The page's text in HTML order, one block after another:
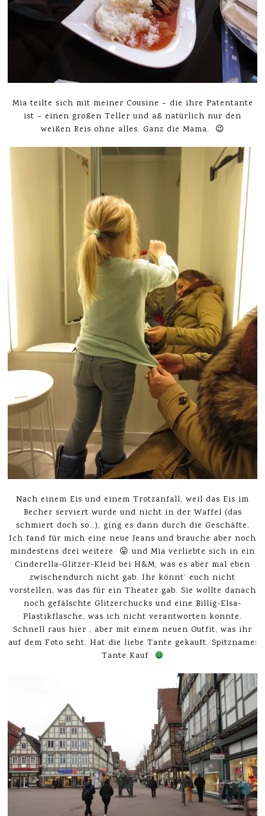
Mia teilte sich mit meiner Cousine – die ihre Patentante
ist – einen großen Teller und aß natürlich nur den
weißen Reis ohne alles. Ganz die Mama. 😉
Nach einem Eis und einem Trotzanfall, weil das Eis im
Becher serviert wurde und nicht in der Waffel (das
schmiert doch so…), ging es dann durch die Geschäfte.
Ich fand für mich eine neue Jeans und brauche aber noch
mindestens drei weitere 😛 und Mia verliebte sich in ein
Cinderella-Glitzer-Kleid bei H&M, was es aber mal eben
zwischendurch nicht gab. Ihr könnt‘ euch nicht
vorstellen, was das für ein Theater gab. Sie wollte danach
noch gefälschte Glitzerchucks und eine Billig-Elsa-
Plastikflasche, was ich nicht verantworten konnte.
Schnell raus hier , aber mit einem neuen Outfit, was ihr
auf dem Foto seht. Hat die liebe Tante gekauft. Spitzname:
Tante Kauf